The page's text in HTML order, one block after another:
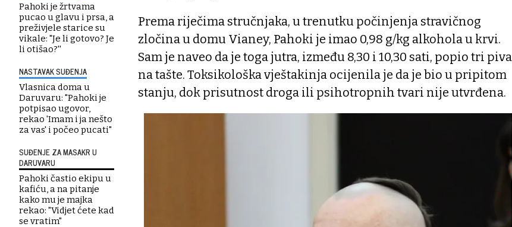
Pahoki je žrtvama
pucao u glavu i prsa, a
preživjele starice su
vikale: "Je li gotovo? Je
li otišao?''
NASTAVAK SUĐENJA
Vlasnica doma u
Daruvaru: "Pahoki je
potpisao ugovor,
rekao 'Imam i ja nešto
za vas' i počeo pucati"
SUĐENJE ZA MASAKR U
DARUVARU
Pahoki častio ekipu u
kafiću, a na pitanje
kako mu je majka
rekao: "Vidjet ćete kad
se vratim"
Prema riječima stručnjaka, u trenutku počinjenja stravičnog
zločina u domu Vianey, Pahoki je imao 0,98 g/kg alkohola u krvi.
Sam je naveo da je toga jutra, između 8,30 i 10,30 sati, popio tri piva
na tašte. Toksikološka vještakinja ocijenila je da je bio u pripitom
stanju, dok prisutnost droga ili psihotropnih tvari nije utvrđena.